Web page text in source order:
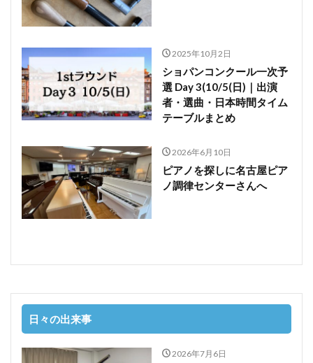
2025年10月2日
ショパンコンクール一次予
選 Day 3(10/5(日)｜出演
者・選曲・日本時間タイム
テーブルまとめ
2026年6月10日
ピアノを探しに名古屋ピア
ノ調律センターさんへ
日々の出来事
2026年7月6日